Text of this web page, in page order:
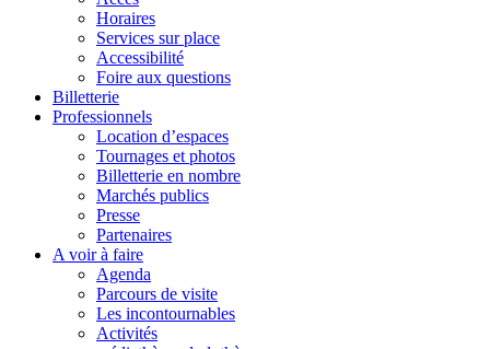
Horaires
Services sur place
Accessibilité
Foire aux questions
Billetterie
Professionnels
Location d’espaces
Tournages et photos
Billetterie en nombre
Marchés publics
Presse
Partenaires
A voir à faire
Agenda
Parcours de visite
Les incontournables
Activités